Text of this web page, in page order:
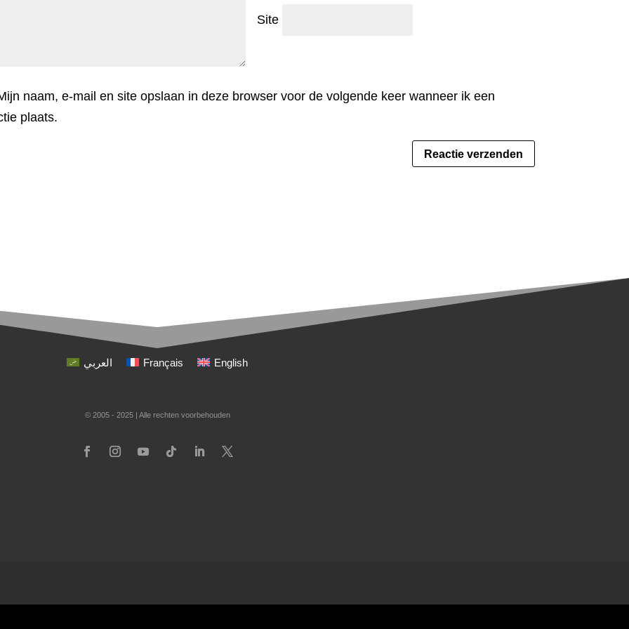
Site
naam, e-mail en site opslaan in deze browser voor de volgende keer wanneer ik een
plaats.
العربي Français English
© 2005 - 2025 | Alle rechten voorbehouden